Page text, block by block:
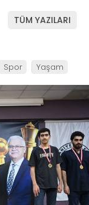
TÜM YAZILARI
Spor Yaşam